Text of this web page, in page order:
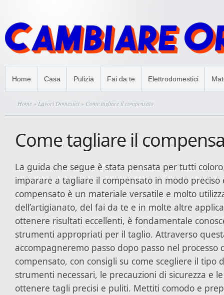
Home Casa Pulizia Fai da te Elettrodomestici
Home » Lavori Domestici » Come tagliare il compensato
Come tagliare il
La guida che segue è stata pensata per tutti
imparare a tagliare il compensato in modo preciso
compensato è un materiale versatile e molto
dell’artigianato, del fai da te e in molte altre
ottenere risultati eccellenti, è fondamentale
strumenti appropriati per il taglio. Attraverso
accompagneremo passo dopo passo nel processo
compensato, con consigli su come scegliere il tipo
strumenti necessari, le precauzioni di sicurezza e
ottenere tagli precisi e puliti. Mettiti comodo e